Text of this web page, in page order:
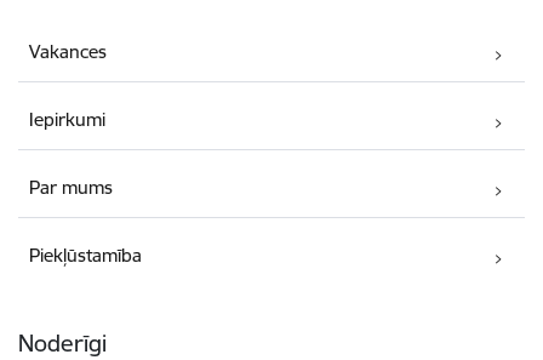
Vakances
Iepirkumi
Par mums
Piekļūstamība
Noderīgi